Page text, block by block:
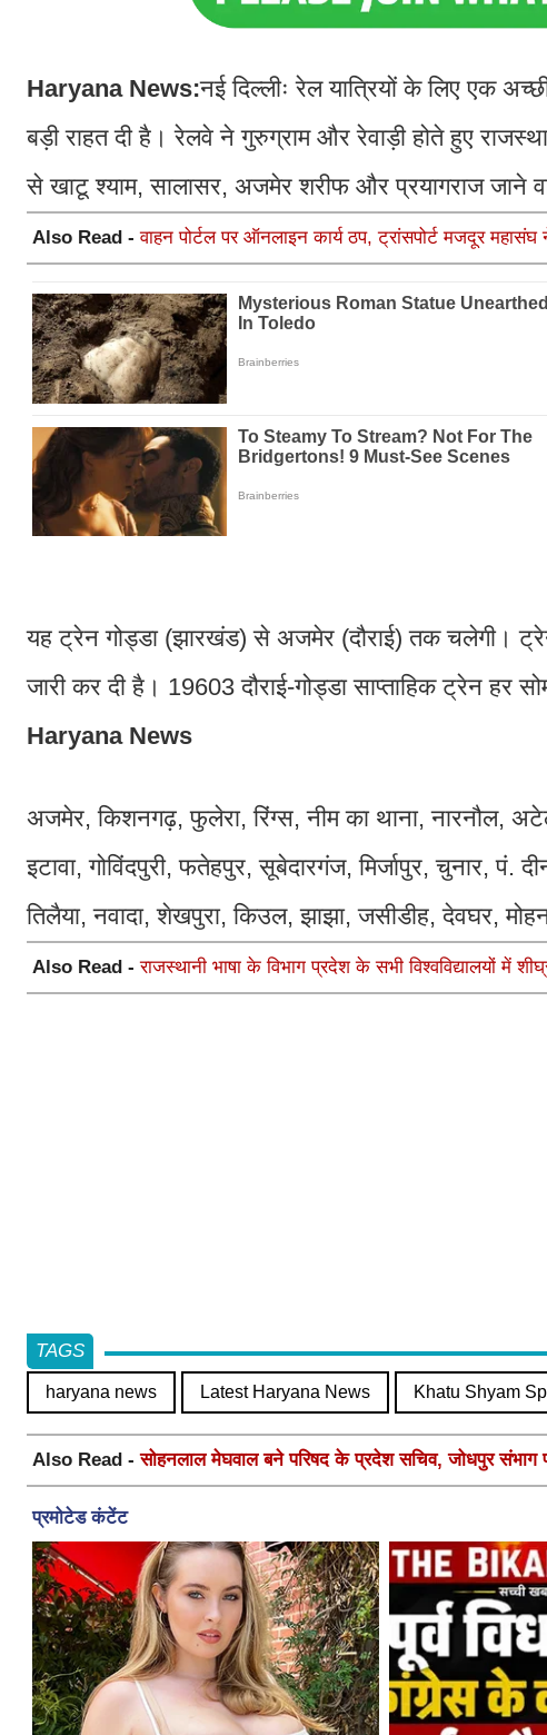
Haryana News:नई दिल्लीः रेल यात्रियों के लिए एक
बड़ी राहत दी है। रेलवे ने गुरुग्राम और रेवाड़ी होते हुए
से खाटू श्याम, सालासर, अजमेर शरीफ और प्रयागराज जाने
Also Read -वाहन पोर्टल पर ऑनलाइन कार्य ठप, ट्रांसपोर्ट मजदूर
यह ट्रेन गोड्डा (झारखंड) से अजमेर (दौराई) तक चलेगी।
जारी कर दी है। 19603 दौराई-गोड्डा साप्ताहिक ट्रेन हर
Haryana News
अजमेर, किशनगढ़, फुलेरा, रिंग्स, नीम का थाना, नारनौल,
इटावा, गोविंदपुरी, फतेहपुर, सूबेदारगंज, मिर्जापुर, चुनार, पं.
तिलैया, नवादा, शेखपुरा, किउल, झाझा, जसीडीह, देवघर,
Also Read -राजस्थानी भाषा के विभाग प्रदेश के सभी विश्वविद्यालयों में
TAGS
haryana news Latest Haryana News Khatu Shyam
Also Read -सोहनलाल मेघवाल बने परिषद के प्रदेश सचिव, जोधपुर संभाग